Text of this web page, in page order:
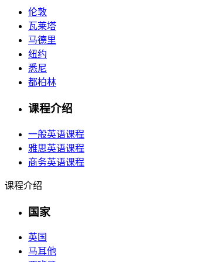
伦敦
瓦莱塔
马德里
纽约
悉尼
都柏林
课程介绍
一般英语课程
雅思英语课程
商务英语课程
课程介绍
国家
英国
马耳他